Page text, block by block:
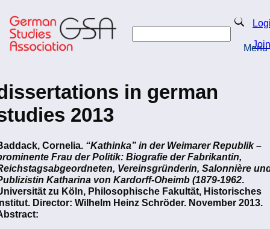
to
main
content
Search
Join
Menu
in german
2013
Cornelia. “Kathinka” in der Weimarer Republik –
Frau der Politik: Biografie der Fabrikantin,
Vereinsgründerin, Salonnière
Katharina von Kardorff-Oheimb (1879-1962.
zu Köln, Philosophische Fakultät, Historisches
Director: Wilhelm Heinz Schröder. November 2013.